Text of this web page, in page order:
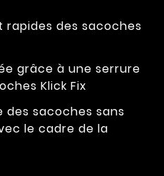
des sacoches
grâce à une serrure
Klick Fix
des sacoches sans
le cadre de la